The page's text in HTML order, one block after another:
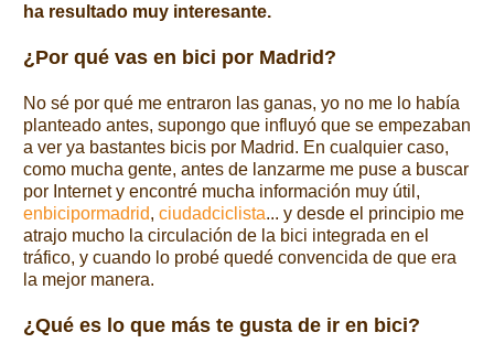
ha resultado muy interesante.
¿Por qué vas en bici por Madrid?
No sé por qué me entraron las ganas, yo no me lo había
planteado antes, supongo que influyó que se empezaban
a ver ya bastantes bicis por Madrid. En cualquier caso,
como mucha gente, antes de lanzarme me puse a buscar
por Internet y encontré mucha información muy útil,
enbicipormadrid, ciudadciclista... y desde el principio me
atrajo mucho la circulación de la bici integrada en el
tráfico, y cuando lo probé quedé convencida de que era
la mejor manera.
¿Qué es lo que más te gusta de ir en bici?